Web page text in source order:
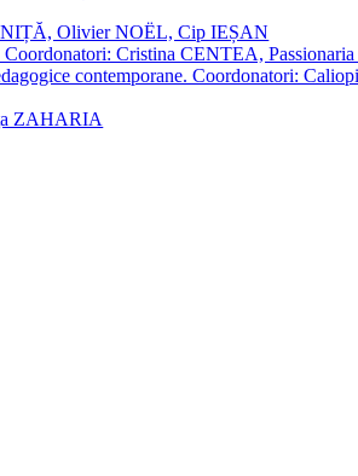
NIȚĂ, Olivier NOËL, Cip IEȘAN
Coordonatori: Cristina CENTEA,
contemporane. Coordonatori:
ZAHARIA